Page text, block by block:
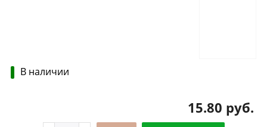
В наличии
15.80 руб.